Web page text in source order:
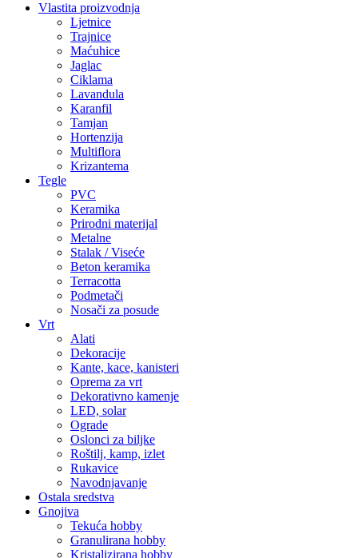
Vlastita proizvodnja
Ljetnice
Trajnice
Maćuhice
Jaglac
Ciklama
Lavandula
Karanfil
Tamjan
Hortenzija
Multiflora
Krizantema
Tegle
PVC
Keramika
Prirodni materijal
Metalne
Stalak / Viseće
Beton keramika
Terracotta
Podmetači
Nosači za posude
Vrt
Alati
Dekoracije
Kante, kace, kanisteri
Oprema za vrt
Dekorativno kamenje
LED, solar
Ograde
Oslonci za biljke
Roštilj, kamp, izlet
Rukavice
Navodnjavanje
Ostala sredstva
Gnojiva
Tekuća hobby
Granulirana hobby
Kristalizirana hobby